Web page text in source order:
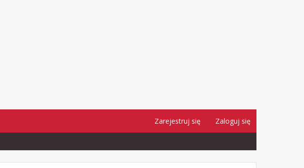
Zaloguj się
Zarejestruj się